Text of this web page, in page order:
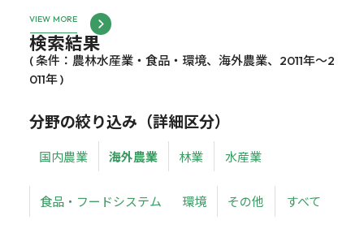
VIEW MORE
検索結果
( 条件：農林水産業・食品・環境、海外農業、2011年～2
011年 )
分野の絞り込み（詳細区分）
国内農業 海外農業 林業 水産業
食品・フードシステム 環境 その他 すべて